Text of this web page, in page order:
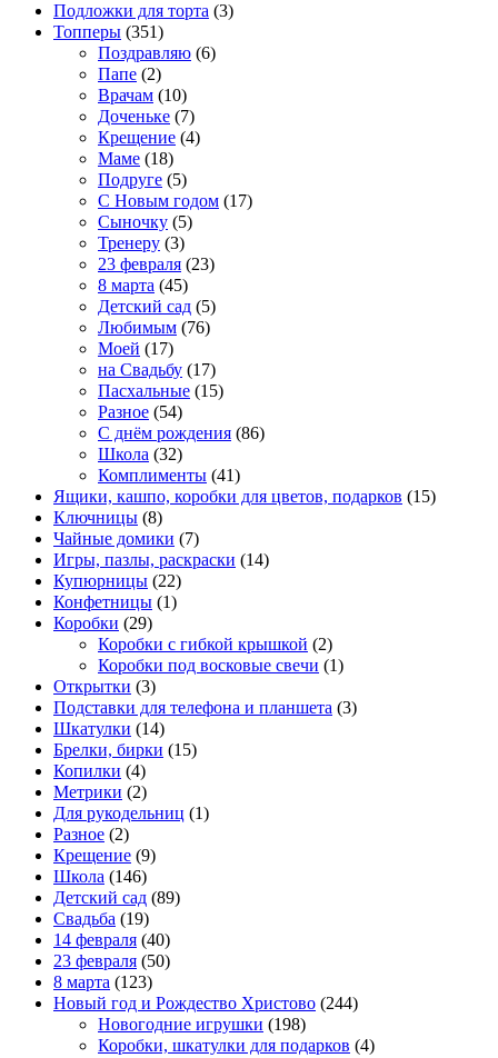
Подложки для торта (3)
Топперы (351)
Поздравляю (6)
Папе (2)
Врачам (10)
Доченьке (7)
Крещение (4)
Маме (18)
Подруге (5)
С Новым годом (17)
Сыночку (5)
Тренеру (3)
23 февраля (23)
8 марта (45)
Детский сад (5)
Любимым (76)
Моей (17)
на Свадьбу (17)
Пасхальные (15)
Разное (54)
С днём рождения (86)
Школа (32)
Комплименты (41)
Ящики, кашпо, коробки для цветов, подарков (15)
Ключницы (8)
Чайные домики (7)
Игры, пазлы, раскраски (14)
Купюрницы (22)
Конфетницы (1)
Коробки (29)
Коробки с гибкой крышкой (2)
Коробки под восковые свечи (1)
Открытки (3)
Подставки для телефона и планшета (3)
Шкатулки (14)
Брелки, бирки (15)
Копилки (4)
Метрики (2)
Для рукодельниц (1)
Разное (2)
Крещение (9)
Школа (146)
Детский сад (89)
Свадьба (19)
14 февраля (40)
23 февраля (50)
8 марта (123)
Новый год и Рождество Христово (244)
Новогодние игрушки (198)
Коробки, шкатулки для подарков (4)